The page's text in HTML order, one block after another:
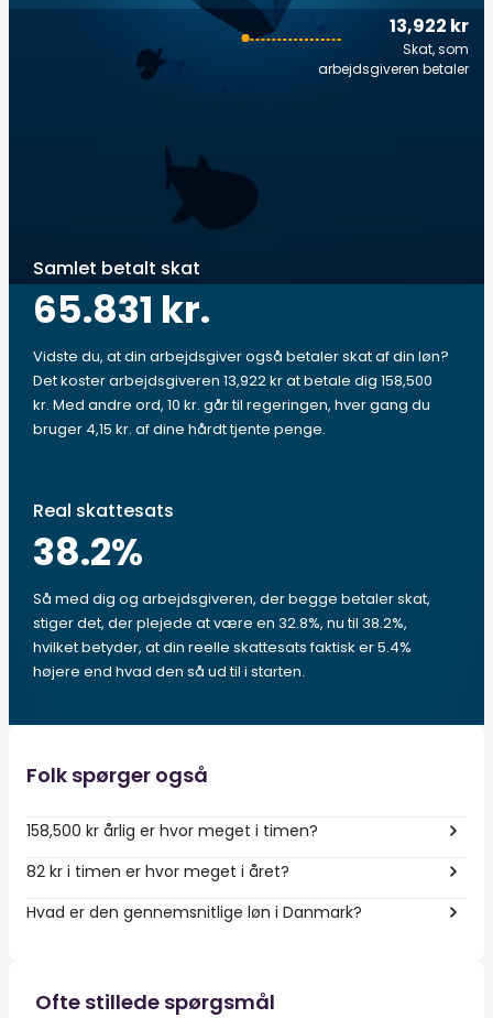
13,922 kr
Skat, som
arbejdsgiveren betaler
Samlet betalt skat
65.831 kr.
Vidste du, at din arbejdsgiver også betaler skat af din løn?
Det koster arbejdsgiveren 13,922 kr at betale dig 158,500
kr. Med andre ord, 10 kr. går til regeringen, hver gang du
bruger 4,15 kr. af dine hårdt tjente penge.
Real skattesats
38.2%
Så med dig og arbejdsgiveren, der begge betaler skat,
stiger det, der plejede at være en 32.8%, nu til 38.2%,
hvilket betyder, at din reelle skattesats faktisk er 5.4%
højere end hvad den så ud til i starten.
Folk spørger også
158,500 kr årlig er hvor meget i timen?
82 kr i timen er hvor meget i året?
Hvad er den gennemsnitlige løn i Danmark?
Ofte stillede spørgsmål